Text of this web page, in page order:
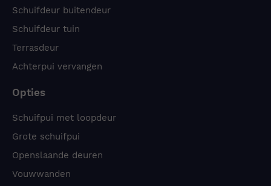
Schuifdeur buitendeur
Schuifdeur tuin
Terrasdeur
Achterpui vervangen
Opties
Schuifpui met loopdeur
Grote schuifpui
Openslaande deuren
Vouwwanden